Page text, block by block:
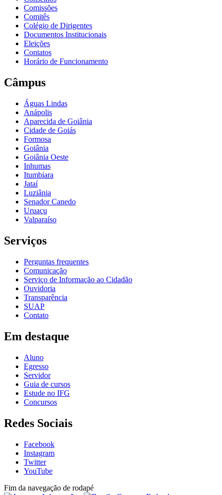
Comissões
Comitês
Colégio de Dirigentes
Documentos Institucionais
Eleições
Contatos
Horário de Funcionamento
Câmpus
Águas Lindas
Anápolis
Aparecida de Goiânia
Cidade de Goiás
Formosa
Goiânia
Goiânia Oeste
Inhumas
Itumbiara
Jataí
Luziânia
Senador Canedo
Uruaçu
Valparaíso
Serviços
Perguntas frequentes
Comunicação
Serviço de Informação ao Cidadão
Ouvidoria
Transparência
SUAP
Contato
Em destaque
Aluno
Egresso
Servidor
Guia de cursos
Estude no IFG
Concursos
Redes Sociais
Facebook
Instagram
Twitter
YouTube
Fim da navegação de rodapé